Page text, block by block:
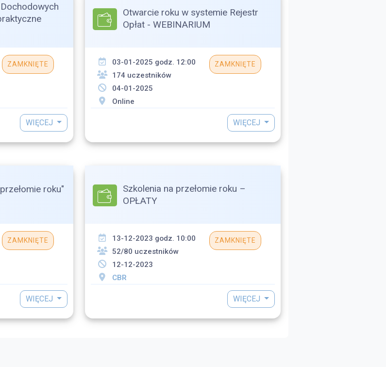
ZAMKNIĘTE
WIĘCEJ
Otwarcie roku w systemie Rejestr
Opłat - WEBINARIUM
ZAMKNIĘTE
03-01-2025 godz. 12:00
174 uczestników
04-01-2025
Online
WIĘCEJ
roku"
ZAMKNIĘTE
WIĘCEJ
Szkolenia na przełomie roku –
OPŁATY
ZAMKNIĘTE
13-12-2023 godz. 10:00
52/80 uczestników
12-12-2023
CBR
WIĘCEJ